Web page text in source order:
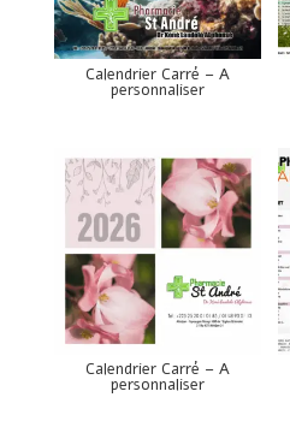
Calendrier Carré – A
personnaliser
Calendrier Carré – A
personnaliser